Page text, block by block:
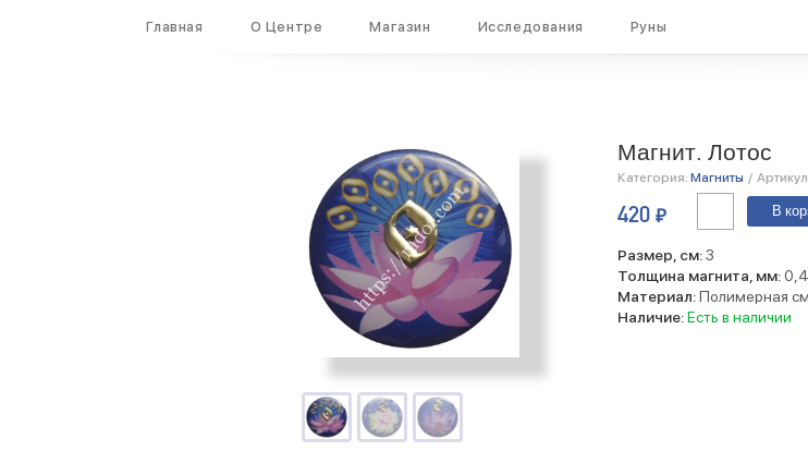
Главная О Центре Магазин Исследования Руны
Магнит. Лотос
Категория: Магниты /
420 ₽
Количество
Лотос
В
Размер, см:3
Толщина магнита, мм: 0,4
Материал:Полимерная
Наличие:Есть в наличии
Вход Регистрация